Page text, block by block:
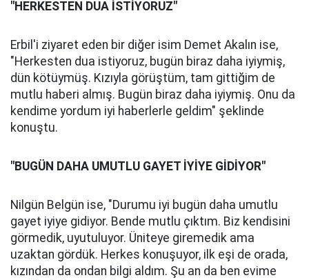
"HERKESTEN DUA İSTİYORUZ"
Erbil'i ziyaret eden bir diğer isim Demet Akalın ise,
"Herkesten dua istiyoruz, bugün biraz daha iyiymiş,
dün kötüymüş. Kızıyla görüştüm, tam gittiğim de
mutlu haberi almış. Bugün biraz daha iyiymiş. Onu da
kendime yordum iyi haberlerle geldim" şeklinde
konuştu.
"BUGÜN DAHA UMUTLU GAYET İYİYE GİDİYOR"
Nilgün Belgün ise, "Durumu iyi bugün daha umutlu
gayet iyiye gidiyor. Bende mutlu çıktım. Biz kendisini
görmedik, uyutuluyor. Üniteye giremedik ama
uzaktan gördük. Herkes konuşuyor, ilk eşi de orada,
kızından da ondan bilgi aldım. Şu an da ben evime